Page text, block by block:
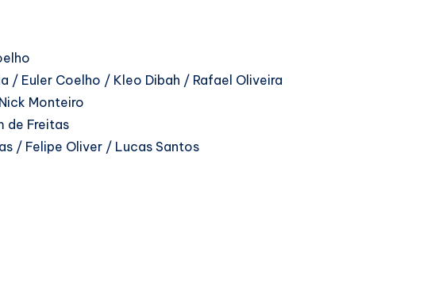
/ Euler Coelho / Kleo Dibah / Rafael Oliveira
Monteiro
de Freitas
/ Felipe Oliver / Lucas Santos